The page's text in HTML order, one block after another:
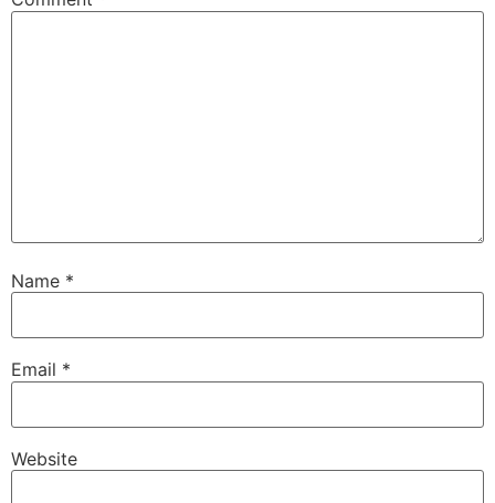
Name *
Email *
Website